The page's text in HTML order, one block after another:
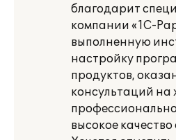
благодарит
компании «1С-
выполненную
настройку
продуктов,
консультаций
высокое